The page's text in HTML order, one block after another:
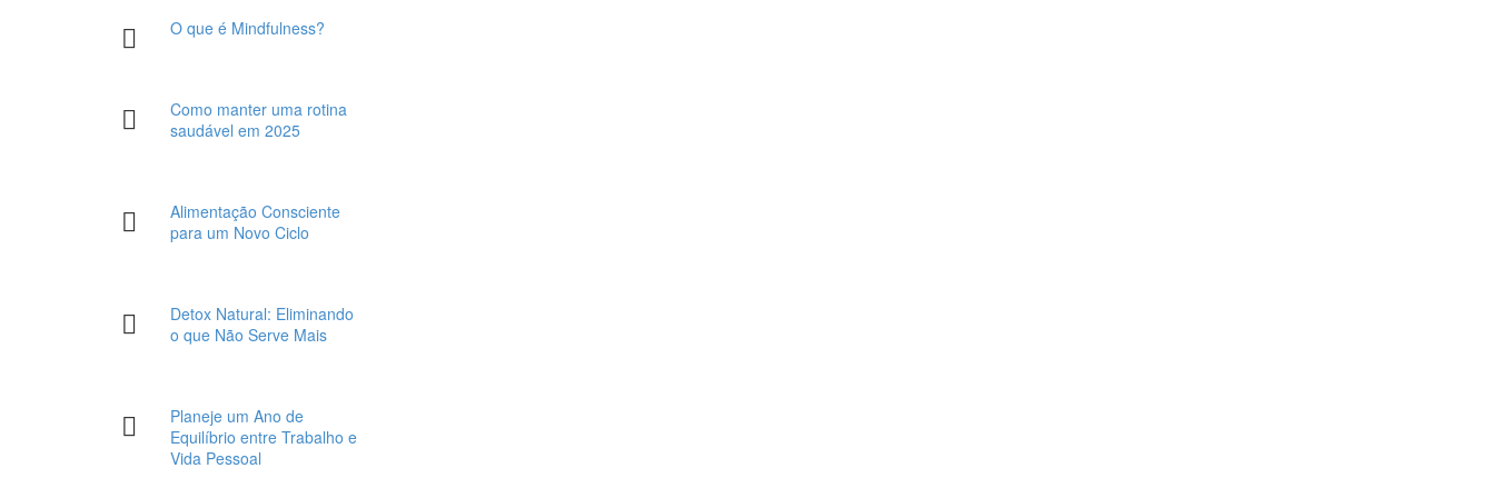
O que é Mindfulness?
Como manter uma rotina
saudável em 2025
Alimentação Consciente
para um Novo Ciclo
Detox Natural: Eliminando
o que Não Serve Mais
Planeje um Ano de
Equilíbrio entre Trabalho e
Vida Pessoal